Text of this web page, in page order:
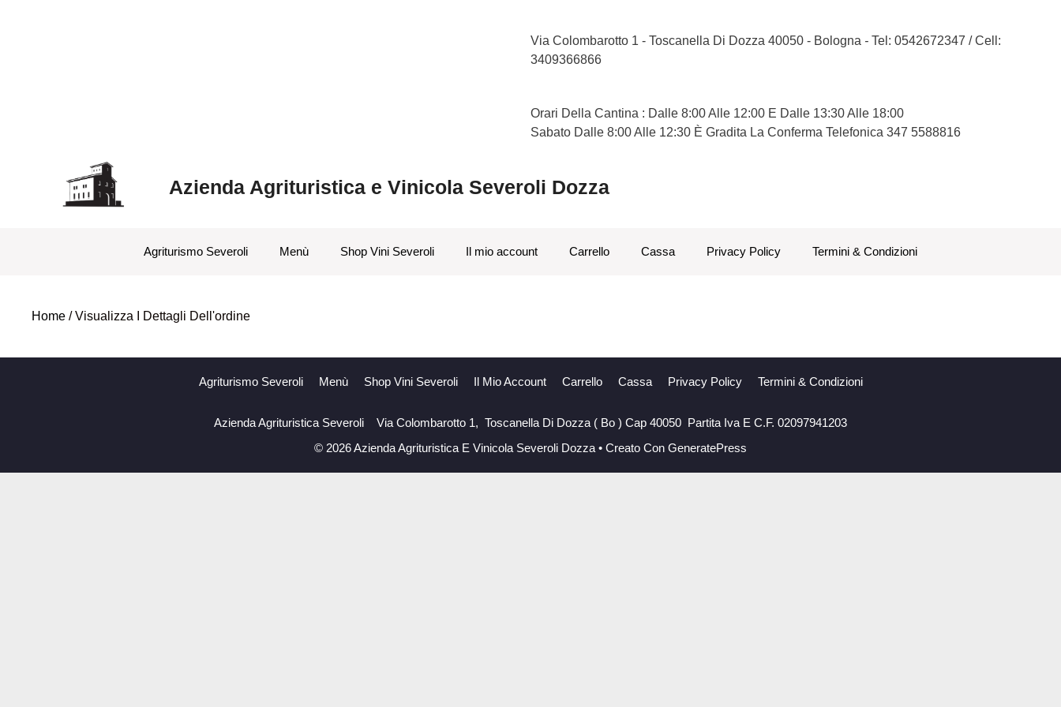
Via Colombarotto 1 - Toscanella Di Dozza 40050 - Bologna - Tel: 0542672347 /Cell:
3409366866
Orari Della Cantina : Dalle 8:00 Alle 12:00 E Dalle 13:30 Alle 18:00
Sabato Dalle 8:00 Alle 12:30 È Gradita La Conferma Telefonica 347 5588816
Azienda Agrituristica e Vinicola Severoli Dozza
Agriturismo Severoli Menù Shop Vini Severoli Il mio account Carrello Cassa Privacy Policy Termini & Condizioni
Home / Visualizza I Dettagli Dell'ordine
Agriturismo Severoli Menù Shop Vini Severoli Il Mio Account Carrello Cassa Privacy Policy Termini & Condizioni
Azienda Agrituristica Severoli Via Colombarotto 1, Toscanella Di Dozza ( Bo ) Cap 40050 Partita Iva E C.F. 02097941203
© 2026 Azienda Agrituristica E Vinicola Severoli Dozza • Creato Con GeneratePress